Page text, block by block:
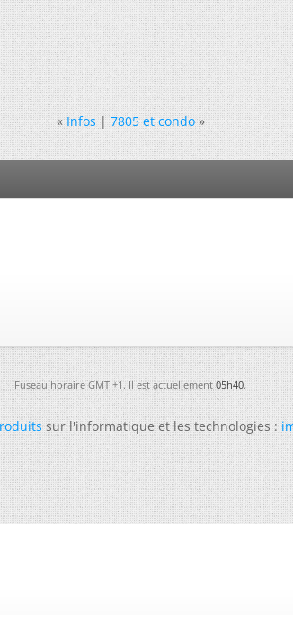
« Infos|7805 et condo »
Fuseau horaire GMT +1. Il est actuellement05h40.
sur l'informatique et les technologies :